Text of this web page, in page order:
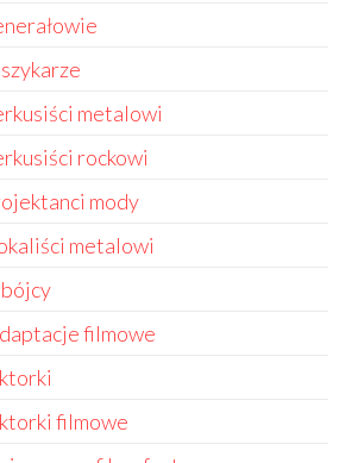
metalowi
rockowi
mody
metalowi
filmowe
filmowe